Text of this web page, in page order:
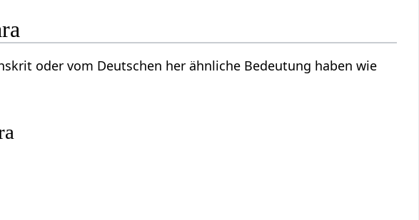
oder vom Deutschen her ähnliche Bedeutung haben wie